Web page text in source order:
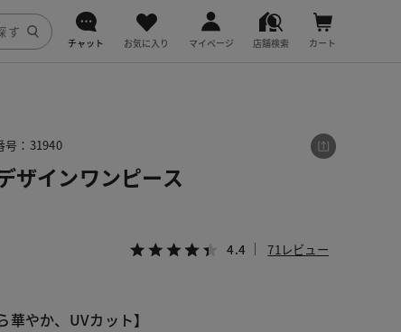
チャット お気に入り マイページ 店舗検索 カート
号：31940
ザインワンピース
4.4 71レビュー
華やか、UVカット】